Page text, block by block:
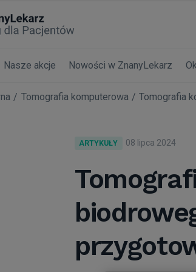
Nasze akcje Nowości w ZnanyLekarz
Tomografia komputerowa Tomografia
ARTYKUŁY 08 lipca 2024